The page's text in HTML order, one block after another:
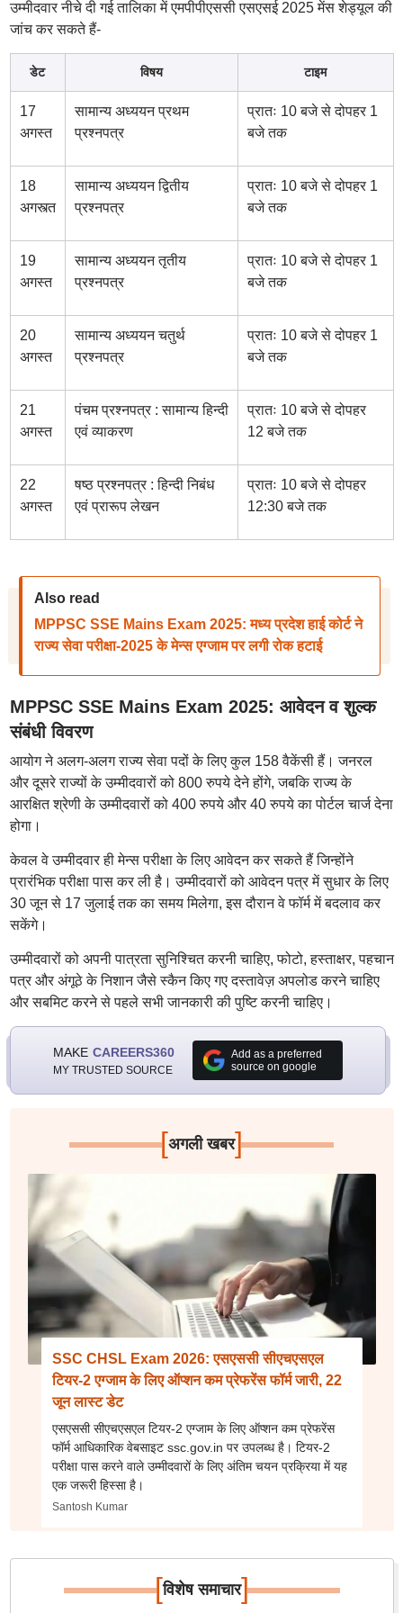
उम्मीदवार नीचे दी गई तालिका में एमपीपीएससी एसएसई 2025 मेंस शेड्यूल की
जांच कर सकते हैं-
डेट विषय टाइम
17
अगस्त
सामान्य अध्ययन प्रथम
प्रश्नपत्र
प्रातः 10 बजे से दोपहर 1
बजे तक
18
अगस्त्त
सामान्य अध्ययन द्वितीय
प्रश्नपत्र
प्रातः 10 बजे से दोपहर 1
बजे तक
19
अगस्त
सामान्य अध्ययन तृतीय
प्रश्नपत्र
प्रातः 10 बजे से दोपहर 1
बजे तक
20
अगस्त
सामान्य अध्ययन चतुर्थ
प्रश्नपत्र
प्रातः 10 बजे से दोपहर 1
बजे तक
21
अगस्त
पंचम प्रश्नपत्र : सामान्य हिन्दी
एवं व्याकरण
प्रातः 10 बजे से दोपहर
12 बजे तक
22
अगस्त
षष्ठ प्रश्नपत्र : हिन्दी निबंध
एवं प्रारूप लेखन
प्रातः 10 बजे से दोपहर
12:30 बजे तक
Also read
MPPSC SSE Mains Exam 2025: मध्य प्रदेश हाई कोर्ट ने
राज्य सेवा परीक्षा-2025 के मेन्स एग्जाम पर लगी रोक हटाई
MPPSC SSE Mains Exam 2025: आवेदन व शुल्क
संबंधी विवरण
आयोग ने अलग-अलग राज्य सेवा पदों के लिए कुल 158 वैकेंसी हैं। जनरल
और दूसरे राज्यों के उम्मीदवारों को 800 रुपये देने होंगे, जबकि राज्य के
आरक्षित श्रेणी के उम्मीदवारों को 400 रुपये और 40 रुपये का पोर्टल चार्ज देना
होगा।
केवल वे उम्मीदवार ही मेन्स परीक्षा के लिए आवेदन कर सकते हैं जिन्होंने
प्रारंभिक परीक्षा पास कर ली है। उम्मीदवारों को आवेदन पत्र में सुधार के लिए
30 जून से 17 जुलाई तक का समय मिलेगा, इस दौरान वे फॉर्म में बदलाव कर
सकेंगे।
उम्मीदवारों को अपनी पात्रता सुनिश्चित करनी चाहिए, फोटो, हस्ताक्षर, पहचान
पत्र और अंगूठे के निशान जैसे स्कैन किए गए दस्तावेज़ अपलोड करने चाहिए
और सबमिट करने से पहले सभी जानकारी की पुष्टि करनी चाहिए।
MAKE CAREERS360
MY TRUSTED SOURCE
Add as a preferred
source on google
[अगली खबर]
SSC CHSL Exam 2026: एसएससी सीएचएसएल
टियर-2 एग्जाम के लिए ऑप्शन कम प्रेफरेंस फॉर्म जारी, 22
जून लास्ट डेट
एसएससी सीएचएसएल टियर-2 एग्जाम के लिए ऑप्शन कम प्रेफरेंस
फॉर्म आधिकारिक वेबसाइट ssc.gov.in पर उपलब्ध है। टियर-2
परीक्षा पास करने वाले उम्मीदवारों के लिए अंतिम चयन प्रक्रिया में यह
एक जरूरी हिस्सा है।
Santosh Kumar
[विशेष समाचार]